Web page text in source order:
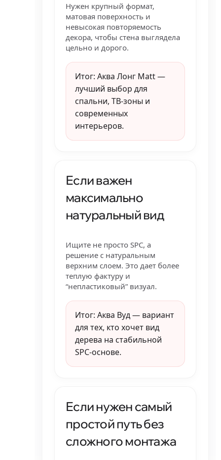
Нужен крупный формат,
матовая поверхность и
невысокая повторяемость
декора, чтобы стена выглядела
цельно и дорого.
Итог: Аква Лонг Matt —
лучший выбор для
спальни, ТВ-зоны и
современных
интерьеров.
Если важен
максимально
натуральный вид
Ищите не просто SPC, а
решение с натуральным
верхним слоем. Это дает более
теплую фактуру и
“непластиковый” визуал.
Итог: Аква Вуд — вариант
для тех, кто хочет вид
дерева на стабильной
SPC-основе.
Если нужен самый
простой путь без
сложного монтажа